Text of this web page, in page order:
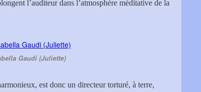
l’auditeur dans l’atmosphère méditative de la
Gaudi (Juliette)
est donc un directeur torturé, à terre,